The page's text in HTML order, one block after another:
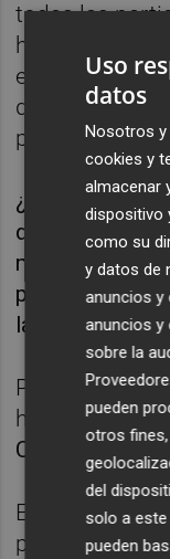
todas las
hongo son de
este pasado
de enviar
presente la
¿Qué son
desde
medidas para
plagas en la
la calidad de
Para entender
hablamoscon
Castellón
El sector
preocupación
Uso
datos
Nosotros
cookies y
almacenar
dispositivo
como su
y datos de
anuncios y
anuncios y
sobre la
pueden
otros
del
solo a
pueden